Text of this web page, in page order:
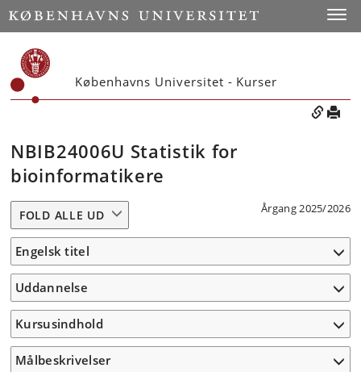
Københavns Universitet - Kurser
NBIB24006U Statistik for
bioinformatikere
Årgang 2025/2026
FOLD ALLE UD
Engelsk titel
Uddannelse
Kursusindhold
Målbeskrivelser